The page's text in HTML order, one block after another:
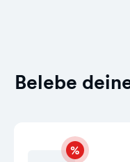
Belebe